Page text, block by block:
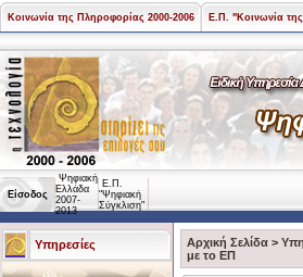
Κοινωνία της Πληροφορίας 2000-2006 Ε.Π. "Κοινωνία
Είσοδος
Ψηφιακή
Ελλάδα
2007-
2013
Ε.Π.
"Ψηφιακή
Σύγκλιση"
Υπηρεσίες Αρχική Σελίδα >
με το ΕΠ